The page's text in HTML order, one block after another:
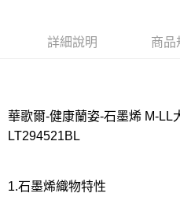
每筆NT$80，滿NT$1,000(含以上)
離島
付款後門市自取
詳細說明 商品
華歌爾-健康蘭姿-石墨烯 M-LL
LT294521BL
1.石墨烯織物特性